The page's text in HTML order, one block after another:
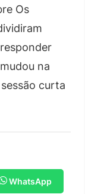
Os
na
curta
WhatsApp